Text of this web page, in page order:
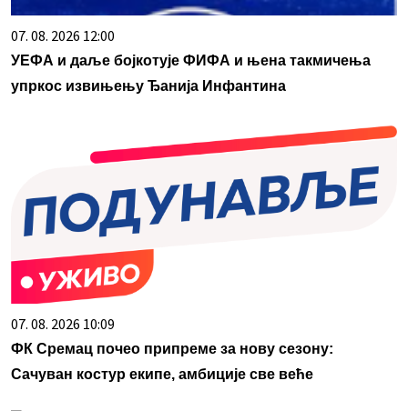
07. 08. 2026 12:00
УЕФА и даље бојкотује ФИФА и њена такмичења
упркос извињењу Ђанија Инфантина
07. 08. 2026 10:09
ФК Сремац почео припреме за нову сезону:
Сачуван костур екипе, амбиције све веће